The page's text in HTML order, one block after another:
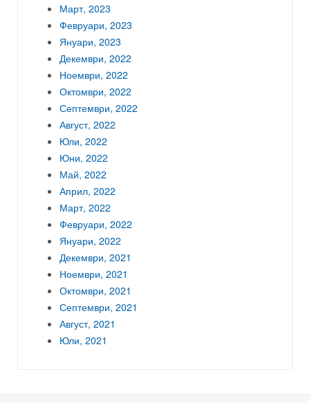
Март, 2023
Февруари, 2023
Януари, 2023
Декември, 2022
Ноември, 2022
Октомври, 2022
Септември, 2022
Август, 2022
Юли, 2022
Юни, 2022
Май, 2022
Април, 2022
Март, 2022
Февруари, 2022
Януари, 2022
Декември, 2021
Ноември, 2021
Октомври, 2021
Септември, 2021
Август, 2021
Юли, 2021